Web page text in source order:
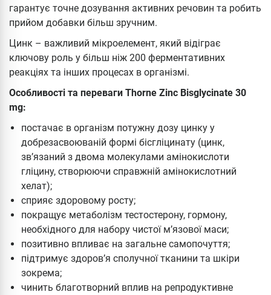
гарантує точне дозування активних речовин та робить
прийом добавки більш зручним.
Цинк – важливий мікроелемент, який відіграє
ключову роль у більш ніж 200 ферментативних
реакціях та інших процесах в організмі.
Особливості та переваги Thorne Zinc Bisglycinate 30
mg:
постачає в організм потужну дозу цинку у
добрезасвоюваній формі бісгліцинату (цинк,
зв’язаний з двома молекулами амінокислоти
гліцину, створюючи справжній амінокислотний
хелат);
сприяє здоровому росту;
покращує метаболізм тестостерону, гормону,
необхідного для набору чистої м’язової маси;
позитивно впливає на загальне самопочуття;
підтримує здоров’я сполучної тканини та шкіри
зокрема;
чинить благотворний вплив на репродуктивне